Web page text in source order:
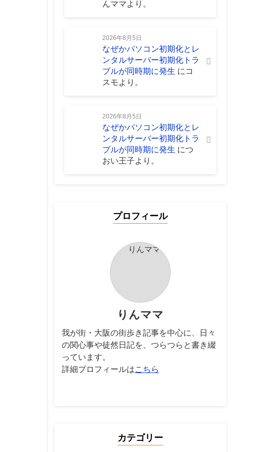
んママより。
2026年8月5日
なぜかパソコン初期化とレ
ンタルサーバー初期化トラ
ブルが同時期に発生 に コ
スモより。
2026年8月5日
なぜかパソコン初期化とレ
ンタルサーバー初期化トラ
ブルが同時期に発生 につ
おい王子より。
プロフィール
りんママ
我が街・大阪の街歩き記事を中心に、日々
の関心事や徒然日記を、つらつらと書き綴
っています。
詳細プロフィールはこちら
カテゴリー